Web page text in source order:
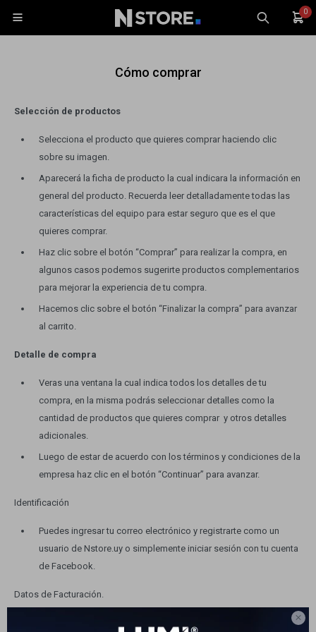

0

Cómo comprar
Selección de productos
Selecciona el producto que quieres comprar haciendo clic
sobre su imagen.
Aparecerá la ficha de producto la cual indicara la información en
general del producto. Recuerda leer detalladamente todas las
características del equipo para estar seguro que es el que
quieres comprar.
Haz clic sobre el botón “Comprar” para realizar la compra, en
algunos casos podemos sugerirte productos complementarios
para mejorar la experiencia de tu compra.
Hacemos clic sobre el botón “Finalizar la compra” para avanzar
al carrito.
Detalle de compra
Veras una ventana la cual indica todos los detalles de tu
compra, en la misma podrás seleccionar detalles como la
cantidad de productos que quieres comprar y otros detalles
adicionales.
Luego de estar de acuerdo con los términos y condiciones de la
empresa haz clic en el botón “Continuar” para avanzar.
Identificación
Puedes ingresar tu correo electrónico y registrarte como un
usuario de Nstore.uy o simplemente iniciar sesión con tu cuenta
de Facebook.
Datos de Facturación.
Tecnología
Hogar
Marcas
Celulares
Tablets
Monitores